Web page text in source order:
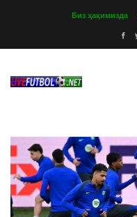
Биз ҳақимизда